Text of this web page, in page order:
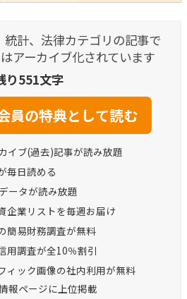
統計、法律カテゴリの記事で
アーカイブ化されています
り551文字
イブ(過去)記事が読み放題
毎日読める
ータが読み放題
企業リストを毎週お届け
簡易財務調査が無料
用調査が全10％割引
ィック画像の社内利用が無料
報ページに上位掲載